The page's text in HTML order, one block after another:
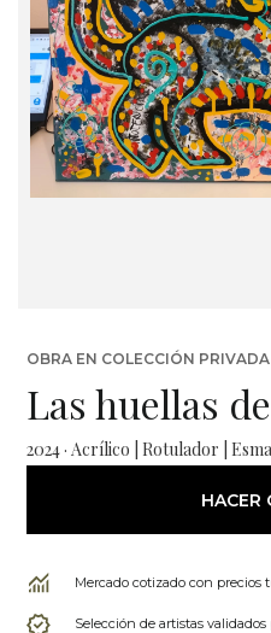
OBRA EN COLECCIÓN PRIVADA
Las huellas
2024 · Acrílico | Rotulador |
HACER
Mercado cotizado con precios
Selección de artistas